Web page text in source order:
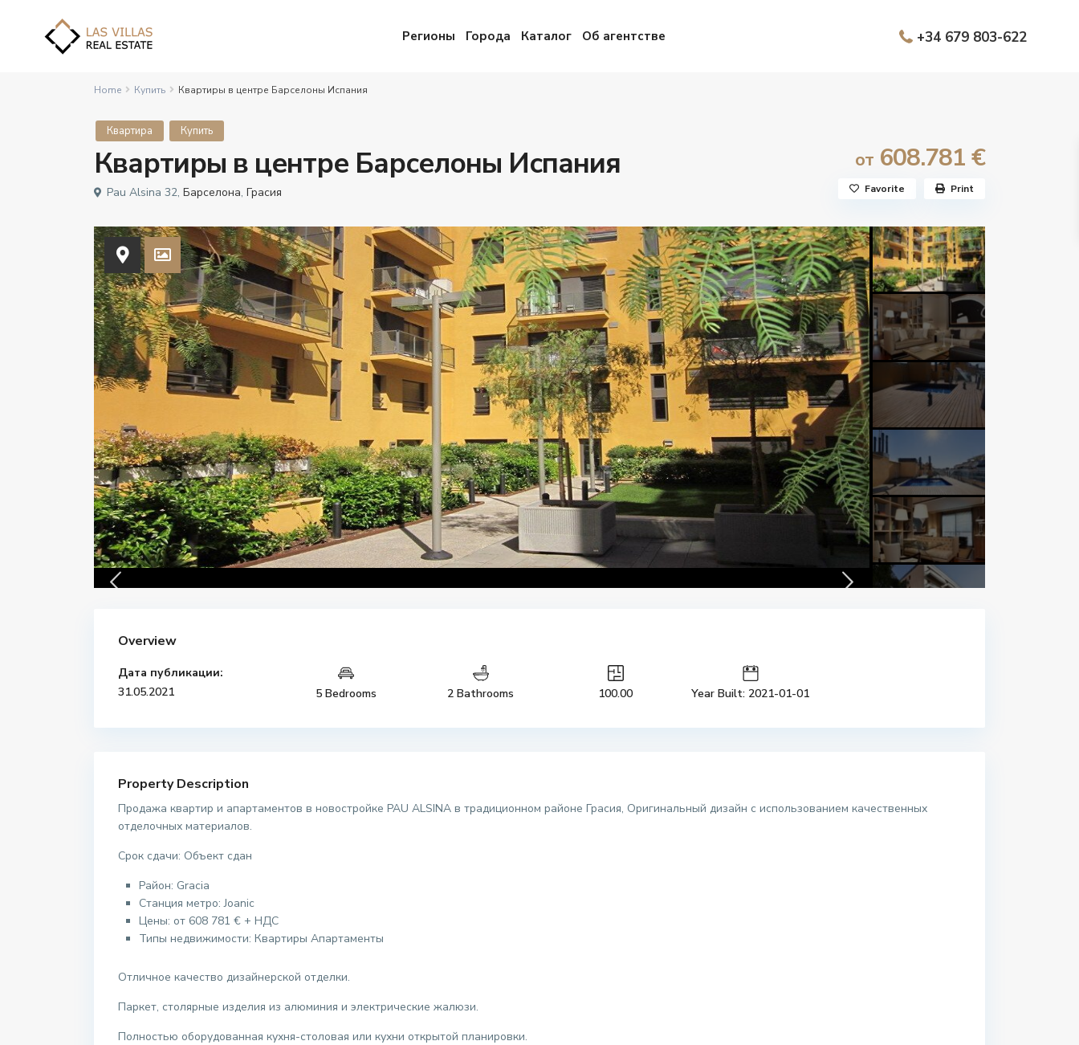
Регионы Города Каталог Об агентстве +34 679 803-622
Home Купить Квартиры в центре Барселоны Испания
Квартира Купить
Квартиры в центре Барселоны Испания от 608.781 €
Pau Alsina 32, Барселона, Грасия Favorite Print
Overview
Дата публикации:
31.05.2021
5 Bedrooms 2 Bathrooms 100.00 Year Built: 2021-01-01
Property Description
Продажа квартир и апартаментов в новостройке PAU ALSINA в традиционном районе Грасия, Оригинальный дизайн с использованием качественных
отделочных материалов.
Срок сдачи: Объект сдан
Район: Gracia
Станция метро:Joanic
Цены: от 608 781 € + НДС
Типы недвижимости: Квартиры Апартаменты
Отличное качество дизайнерской отделки.
Паркет, столярные изделия из алюминия и электрические жалюзи.
Полностью оборудованная кухня-столовая или кухни открытой планировки.